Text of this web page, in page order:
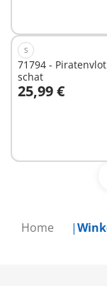
Home
S
71794 -
schat
25,99 €
In winkelwagen